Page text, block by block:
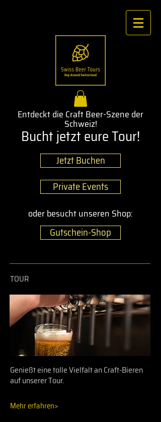
Entdeckt die Craft Beer-Szene der
Schweiz!
Bucht jetzt eure Tour!
Jetzt Buchen
Private Events
oder besucht unseren Shop:
Gutschein-Shop
TOUR
Genießt eine tolle Vielfalt an Craft-Bieren
auf unserer Tour.
Mehr erfahren>